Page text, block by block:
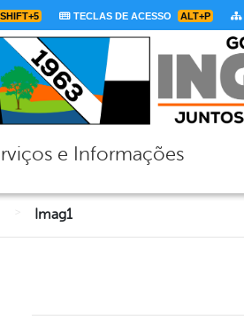
SHIFT+5 TECLAS DE ACESSO ALT+P
principal de navegação
e Informações
aqui:Imag1